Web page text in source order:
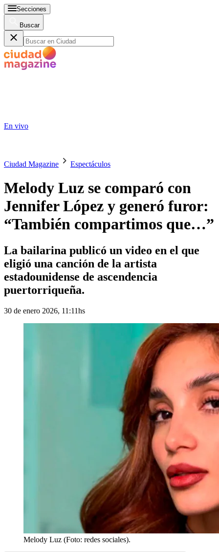
Secciones
Buscar
En vivo
Ciudad Magazine Espectáculos
Melody Luz se comparó con
Jennifer López y generó furor:
“También compartimos que…”
La bailarina publicó un video en el que
eligió una canción de la artista
estadounidense de ascendencia
puertorriqueña.
30 de enero 2026, 11:11hs
Melody Luz (Foto: redes sociales).